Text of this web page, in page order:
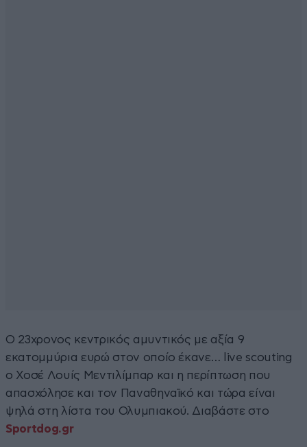
Ο 23χρονος κεντρικός αμυντικός με αξία 9
εκατομμύρια ευρώ στον οποίο έκανε… live scouting
ο Χοσέ Λουίς Μεντιλίμπαρ και η περίπτωση που
απασχόλησε και τον Παναθηναϊκό και τώρα είναι
ψηλά στη λίστα του Ολυμπιακού. Διαβάστε στο
Sportdog.gr